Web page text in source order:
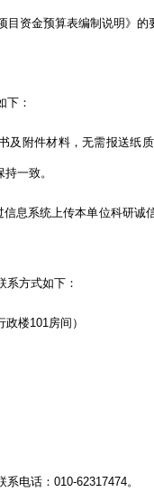
资金预算表编制说明》
：
附件材料，无需报送纸
一致。
系统上传本单位科研诚
方式如下：
楼101房间）
电话：010-62317474。